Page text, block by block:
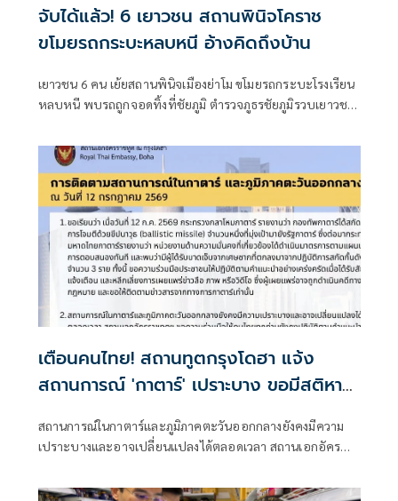
จับได้แล้ว! 6 เยาวชน สถานพินิจโคราช
ขโมยรถกระบะหลบหนี อ้างคิดถึงบ้าน
เยาวชน 6 คน เย้ยสถานพินิจเมืองย่าโม ขโมยรถกระบะโรงเรียน
หลบหนี พบรถถูกจอดทิ้งที่ชัยภูมิ ตำรวจภูธรชัยภูมิรวบเยาวชน
เตือนคนไทย! สถานทูตกรุงโดฮา แจ้ง
สถานการณ์ 'กาตาร์' เปราะบาง ขอมีสติหาที่
สถานการณ์ในกาตาร์และภูมิภาคตะวันออกกลางยังคงมีความ
เปราะบางและอาจเปลี่ยนแปลงได้ตลอดเวลา สถานเอกอัคร
แนะนำของทางการกาตาร์